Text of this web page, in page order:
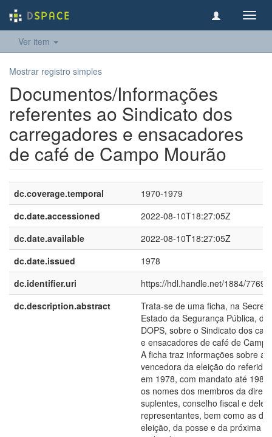
Ver item
Mostrar registro simples
Documentos/Informações
referentes ao Sindicato dos
carregadores e ensacadores
de café de Campo Mourão
dc.coverage.temporal
1970-1979
dc.date.accessioned
2022-08-10T18:27:05Z
dc.date.available
2022-08-10T18:27:05Z
dc.date.issued
1978
dc.identifier.uri
https://hdl.handle.net/1884/77692
dc.description.abstract
Trata-se de uma ficha, na
Estado da Segurança Pública, do
DOPS, sobre o Sindicato dos
e ensacadores de café de
A ficha traz informações sobre a
vencedora da eleição do referido
em 1978, com mandato até
os nomes dos membros da
suplentes, conselho fiscal e
representantes, bem como as
eleição, da posse e da próxima